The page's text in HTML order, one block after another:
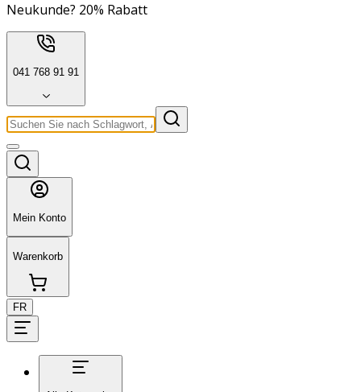
Neukunde? 20% Rabatt
041 768 91 91
Mein Konto
Warenkorb
FR